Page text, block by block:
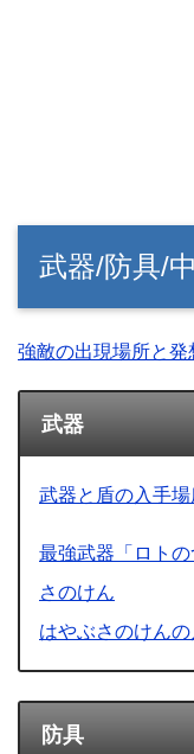
武器/防具/
強敵の出現場所と
武器
武器と盾の入手場
最強武器「ロト
さのけん
はやぶさのけん
防具